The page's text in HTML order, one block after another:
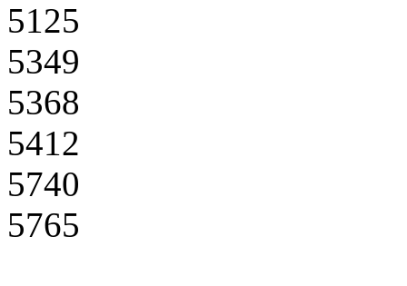
5125
5349
5368
5412
5740
5765